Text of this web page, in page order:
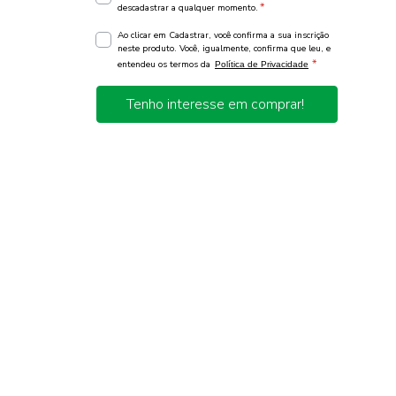
descadastrar a qualquer momento. *
Ao clicar em Cadastrar, você confirma a sua inscrição
neste produto. Você, igualmente, confirma que leu, e
entendeu os termos da Política de Privacidade *
Tenho interesse em comprar!